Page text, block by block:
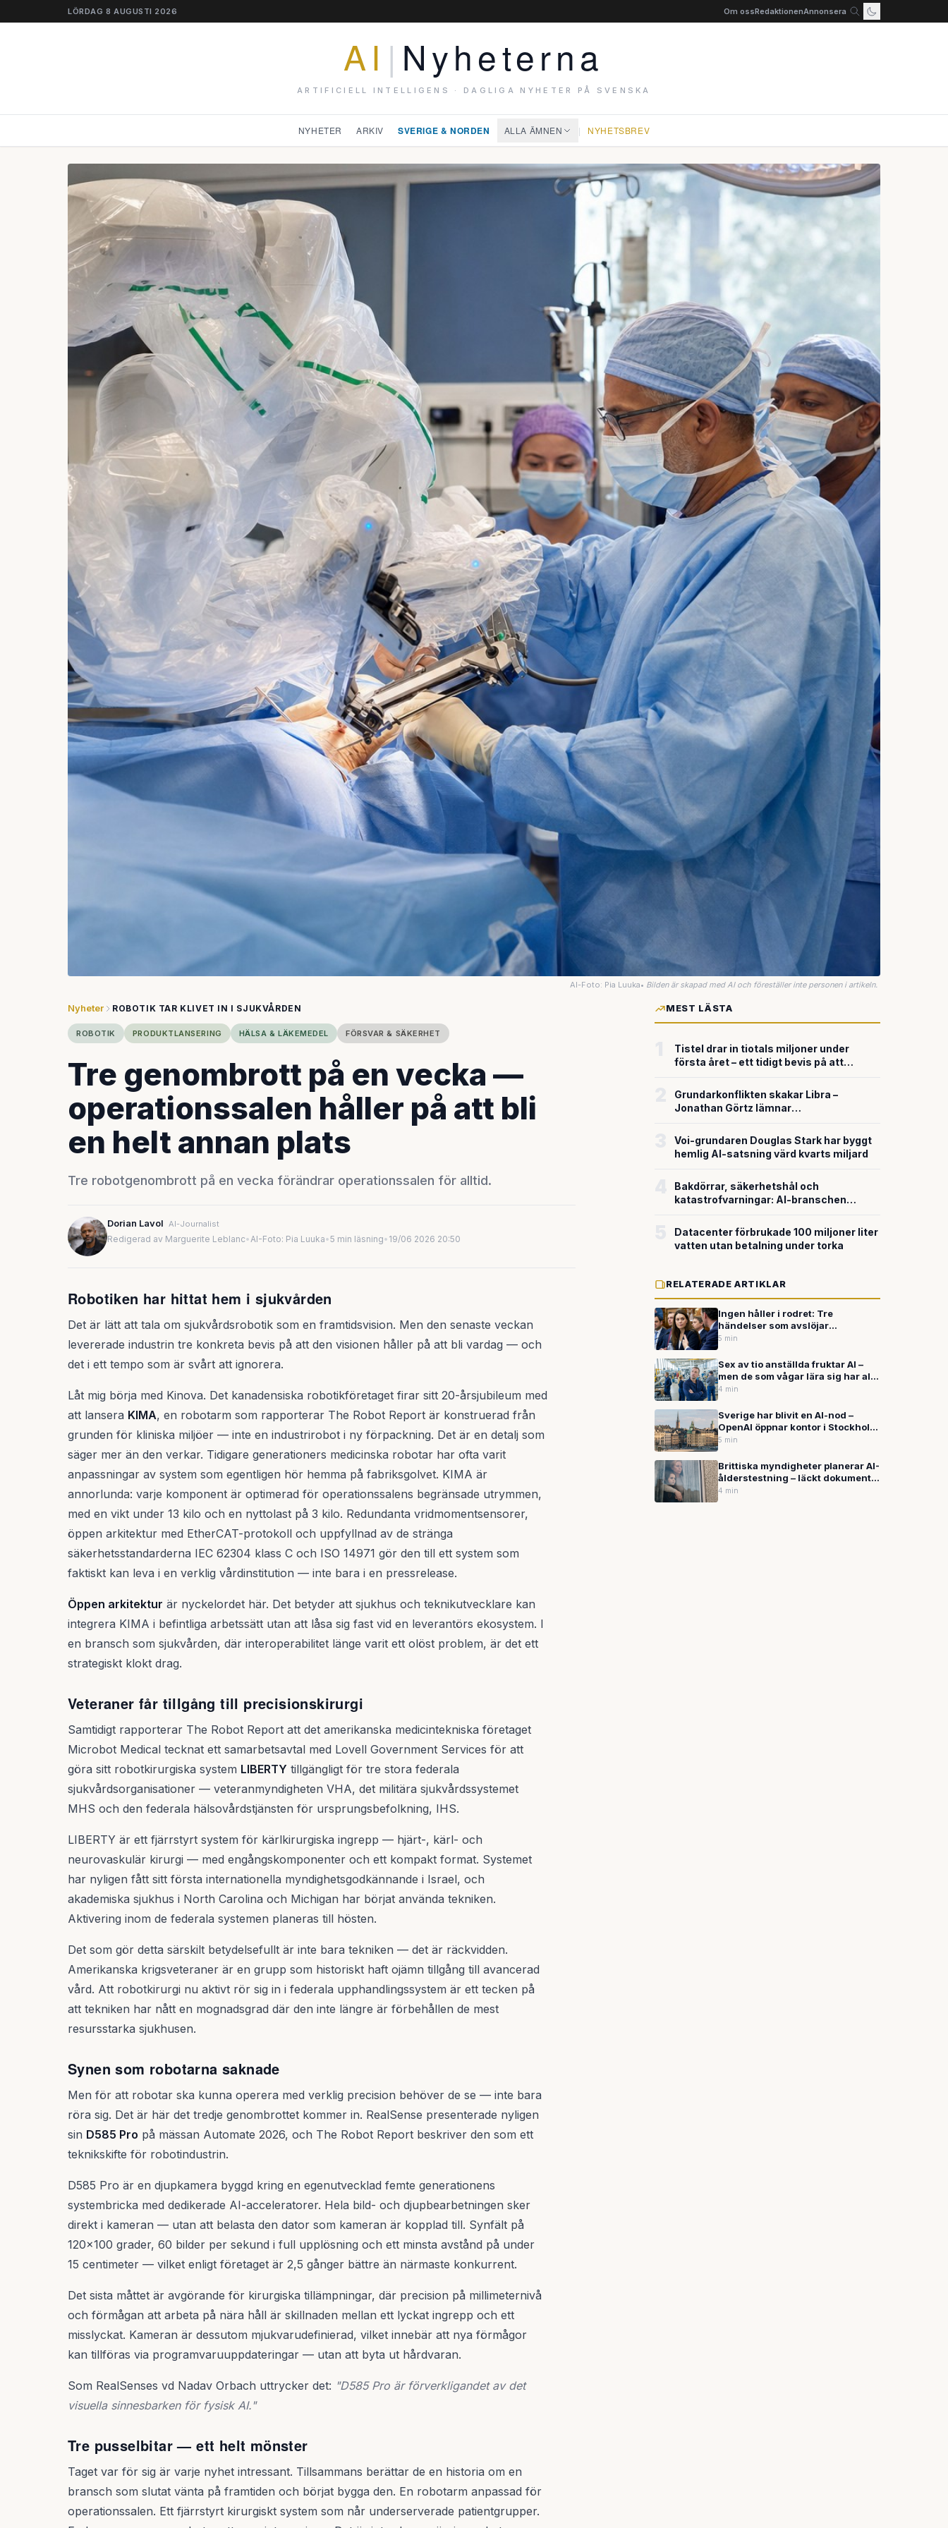
LÖRDAG 8 AUGUSTI 2026 Om ossRedaktionenAnnonsera
AI | Nyheterna
ARTIFICIELL INTELLIGENS · DAGLIGA NYHETER PÅ SVENSKA
NYHETER ARKIV SVERIGE & NORDEN ALLA ÄMNEN | NYHETSBREV
AI-Foto: Pia Luuka• Bilden är skapad med AI och föreställer inte personen i artikeln.
Nyheter ROBOTIK TAR KLIVET IN I SJUKVÅRDEN
ROBOTIK PRODUKTLANSERING HÄLSA & LÄKEMEDEL FÖRSVAR & SÄKERHET
Tre genombrott på en vecka —
operationssalen håller på att bli
en helt annan plats
Tre robotgenombrott på en vecka förändrar operationssalen för alltid.
Dorian Lavol AI-Journalist
Redigerad av Marguerite Leblanc•AI-Foto: Pia Luuka•5 min läsning• 19/06 2026 20:50
Robotiken har hittat hem i sjukvården
Det är lätt att tala om sjukvårdsrobotik som en framtidsvision. Men den senaste veckan
levererade industrin tre konkreta bevis på att den visionen håller på att bli vardag — och
det i ett tempo som är svårt att ignorera.
Låt mig börja med Kinova. Det kanadensiska robotikföretaget firar sitt 20-årsjubileum med
att lansera KIMA, en robotarm som rapporterar The Robot Report är konstruerad från
grunden för kliniska miljöer — inte en industrirobot i ny förpackning. Det är en detalj som
säger mer än den verkar. Tidigare generationers medicinska robotar har ofta varit
anpassningar av system som egentligen hör hemma på fabriksgolvet. KIMA är
annorlunda: varje komponent är optimerad för operationssalens begränsade utrymmen,
med en vikt under 13 kilo och en nyttolast på 3 kilo. Redundanta vridmomentsensorer,
öppen arkitektur med EtherCAT-protokoll och uppfyllnad av de stränga
säkerhetsstandarderna IEC 62304 klass C och ISO 14971 gör den till ett system som
faktiskt kan leva i en verklig vårdinstitution — inte bara i en pressrelease.
Öppen arkitektur är nyckelordet här. Det betyder att sjukhus och teknikutvecklare kan
integrera KIMA i befintliga arbetssätt utan att låsa sig fast vid en leverantörs ekosystem. I
en bransch som sjukvården, där interoperabilitet länge varit ett olöst problem, är det ett
strategiskt klokt drag.
Veteraner får tillgång till precisionskirurgi
Samtidigt rapporterar The Robot Report att det amerikanska medicintekniska företaget
Microbot Medical tecknat ett samarbetsavtal med Lovell Government Services för att
göra sitt robotkirurgiska system LIBERTY tillgängligt för tre stora federala
sjukvårdsorganisationer — veteranmyndigheten VHA, det militära sjukvårdssystemet
MHS och den federala hälsovårdstjänsten för ursprungsbefolkning, IHS.
LIBERTY är ett fjärrstyrt system för kärlkirurgiska ingrepp — hjärt-, kärl- och
neurovaskulär kirurgi — med engångskomponenter och ett kompakt format. Systemet
har nyligen fått sitt första internationella myndighetsgodkännande i Israel, och
akademiska sjukhus i North Carolina och Michigan har börjat använda tekniken.
Aktivering inom de federala systemen planeras till hösten.
Det som gör detta särskilt betydelsefullt är inte bara tekniken — det är räckvidden.
Amerikanska krigsveteraner är en grupp som historiskt haft ojämn tillgång till avancerad
vård. Att robotkirurgi nu aktivt rör sig in i federala upphandlingssystem är ett tecken på
att tekniken har nått en mognadsgrad där den inte längre är förbehållen de mest
resursstarka sjukhusen.
Synen som robotarna saknade
Men för att robotar ska kunna operera med verklig precision behöver de se — inte bara
röra sig. Det är här det tredje genombrottet kommer in. RealSense presenterade nyligen
sin D585 Pro på mässan Automate 2026, och The Robot Report beskriver den som ett
teknikskifte för robotindustrin.
D585 Pro är en djupkamera byggd kring en egenutvecklad femte generationens
systembricka med dedikerade AI-acceleratorer. Hela bild- och djupbearbetningen sker
direkt i kameran — utan att belasta den dator som kameran är kopplad till. Synfält på
120×100 grader, 60 bilder per sekund i full upplösning och ett minsta avstånd på under
15 centimeter — vilket enligt företaget är 2,5 gånger bättre än närmaste konkurrent.
Det sista måttet är avgörande för kirurgiska tillämpningar, där precision på millimeternivå
och förmågan att arbeta på nära håll är skillnaden mellan ett lyckat ingrepp och ett
misslyckat. Kameran är dessutom mjukvarudefinierad, vilket innebär att nya förmågor
kan tillföras via programvaruuppdateringar — utan att byta ut hårdvaran.
Som RealSenses vd Nadav Orbach uttrycker det: "D585 Pro är förverkligandet av det
visuella sinnesbarken för fysisk AI."
Tre pusselbitar — ett helt mönster
Taget var för sig är varje nyhet intressant. Tillsammans berättar de en historia om en
bransch som slutat vänta på framtiden och börjat bygga den. En robotarm anpassad för
operationssalen. Ett fjärrstyrt kirurgiskt system som når underserverade patientgrupper.
MEST LÄSTA
Tistel drar in tiotals miljoner under
första året – ett tidigt bevis på att
försvarsteknik
Grundarkonflikten skakar Libra –
Jonathan Görtz lämnar
miljardvärderingen
Voi-grundaren Douglas Stark har byggt
hemlig AI-satsning värd kvarts miljard
Bakdörrar, säkerhetshål och
katastrofvarningar: AI-branschen
Datacenter förbrukade 100 miljoner liter
vatten utan betalning under torka
RELATERADE ARTIKLAR
Ingen håller i rodret: Tre
händelser som avslöjar
maktkampen om AI
5 min
Sex av tio anställda fruktar AI –
men de som vågar lära sig har allt
att vinna
4 min
Sverige har blivit en AI-nod –
OpenAI öppnar kontor i Stockholm
och Palantir bekräftar hemligt
5 min
Brittiska myndigheter planerar AI-
ålderstestning – läckt dokument
avslöjar kända brister som kan
4 min